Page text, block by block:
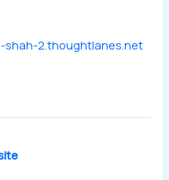
shah-2.thoughtlanes.net